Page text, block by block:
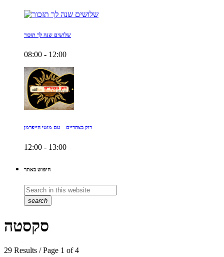
שלושים שנה לך תזכור
08:00 - 12:00
רוק בצהריים – עם מוטי הייפרמן
12:00 - 13:00
חיפוש באתר
search
סקסטה
29 Results / Page 1 of 4